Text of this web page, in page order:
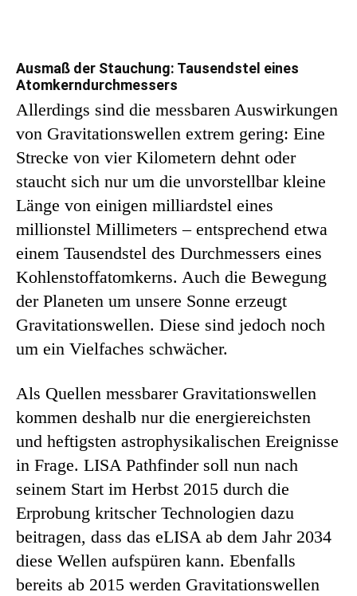
Ausmaß der Stauchung: Tausendstel eines
Atomkerndurchmessers
Allerdings sind die messbaren Auswirkungen
von Gravitationswellen extrem gering: Eine
Strecke von vier Kilometern dehnt oder
staucht sich nur um die unvorstellbar kleine
Länge von einigen milliardstel eines
millionstel Millimeters – entsprechend etwa
einem Tausendstel des Durchmessers eines
Kohlenstoffatomkerns. Auch die Bewegung
der Planeten um unsere Sonne erzeugt
Gravitationswellen. Diese sind jedoch noch
um ein Vielfaches schwächer.
Als Quellen messbarer Gravitationswellen
kommen deshalb nur die energiereichsten
und heftigsten astrophysikalischen Ereignisse
in Frage. LISA Pathfinder soll nun nach
seinem Start im Herbst 2015 durch die
Erprobung kritscher Technologien dazu
beitragen, dass das eLISA ab dem Jahr 2034
diese Wellen aufspüren kann. Ebenfalls
bereits ab 2015 werden Gravitationswellen